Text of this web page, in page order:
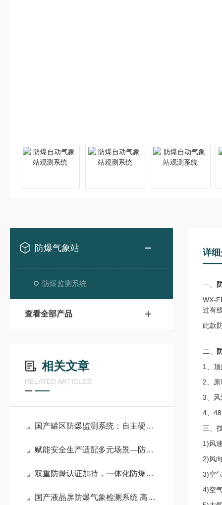
防爆气象站
防爆监测系统
查看全部产品
相关文章
RELATED ARTICLES
国产罐区防爆监测系统：自主硬核技术，筑牢危化储罐防爆防线
赋能安全生产适配多元场景—防爆气象站环境监测系统的应用价值与行业意义
双重防爆认证加持，一体化防爆自动气象站筑牢高危工业厂区气象安全监测屏障
国产液晶屏防爆气象检测系统 高危环境精准监测的安全利器#2026已更新
详
一、
WX-
过有
此款
二、
1、
2、
3、风
4、
三、
1)风
2)风
3)空
4)空